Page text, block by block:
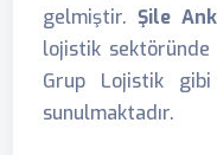
gelmiştir. Şile
lojistik
Grup Lojistik
sunulmaktadır.